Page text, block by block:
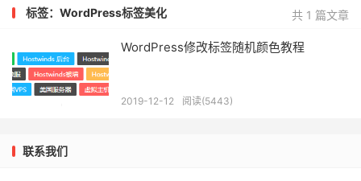
共 1 篇文章
标签：WordPress标签美化
WordPress修改标签随机颜色教程
2019-12-12 阅读(5443)
联系我们